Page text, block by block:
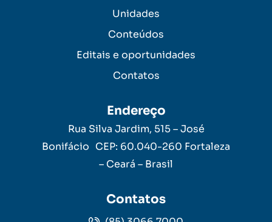
Unidades
Conteúdos
Editais e oportunidades
Contatos
Endereço
Rua Silva Jardim, 515 – José
Bonifácio CEP: 60.040-260 Fortaleza
– Ceará – Brasil
Contatos